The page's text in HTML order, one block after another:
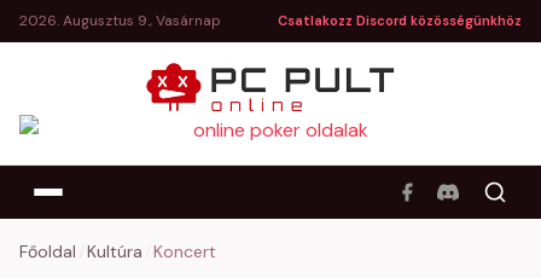
2026. Augusztus 9., Vasárnap Csatlakozz Discord közösségünkhöz
Főoldal Kultúra Koncert